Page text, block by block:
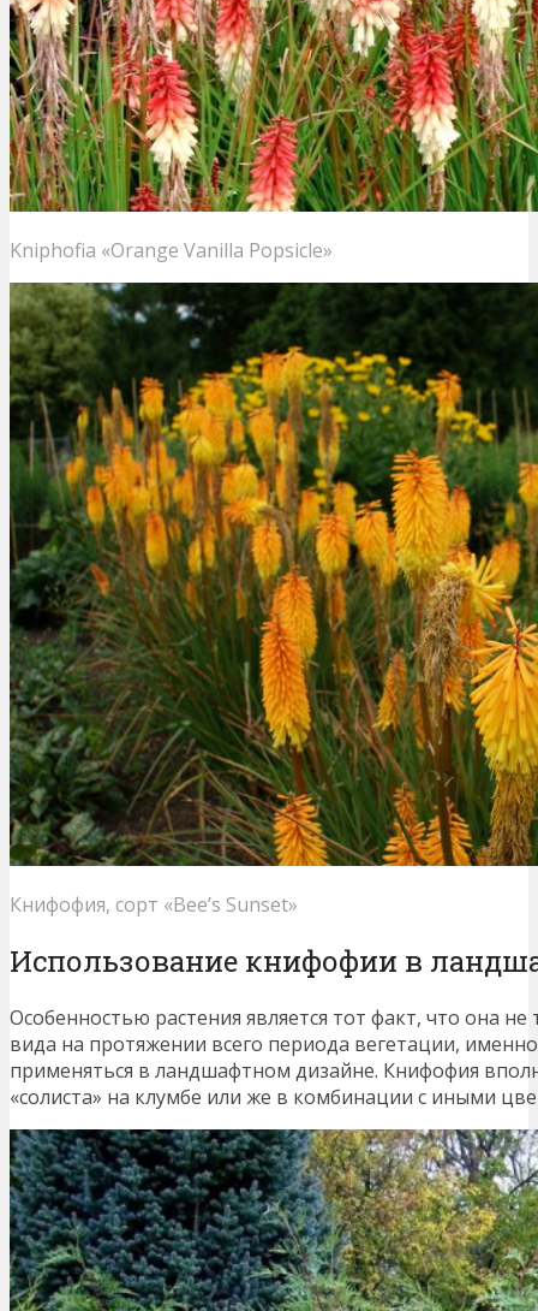
Kniphofia «Orange Vanilla Popsicle»
Книфофия, сорт «Bee’s Sunset»
Использование книфофии в
Особенностью растения является тот факт, что она
вида на протяжении всего периода вегетации,
применяться в ландшафтном дизайне. Книфофия
«солиста» на клумбе или же в комбинации с иными